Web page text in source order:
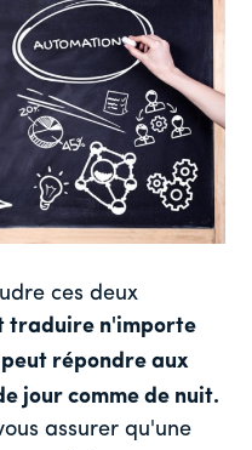
ces deux
traduire n'importe
peut répondre aux
jour comme de nuit.
assurer qu'une